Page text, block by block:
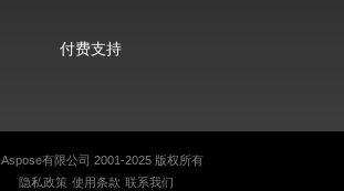
付费支持
Aspose有限公司 2001-2025 版权所有
隐私政策 使用条款 联系我们